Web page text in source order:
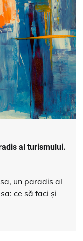
al turismului.
un paradis al
ce să faci și